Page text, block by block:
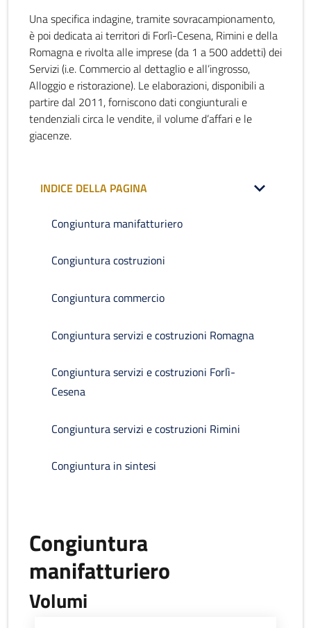
Una specifica indagine, tramite sovracampionamento,
è poi dedicata ai territori di Forlì-Cesena, Rimini e della
Romagna e rivolta alle imprese (da 1 a 500 addetti) dei
Servizi (i.e. Commercio al dettaglio e all’ingrosso,
Alloggio e ristorazione). Le elaborazioni, disponibili a
partire dal 2011, forniscono dati congiunturali e
tendenziali circa le vendite, il volume d’affari e le
giacenze.
INDICE DELLA PAGINA
Congiuntura manifatturiero
Congiuntura costruzioni
Congiuntura commercio
Congiuntura servizi e costruzioni Romagna
Congiuntura servizi e costruzioni Forlì-
Cesena
Congiuntura servizi e costruzioni Rimini
Congiuntura in sintesi
Congiuntura
manifatturiero
Volumi